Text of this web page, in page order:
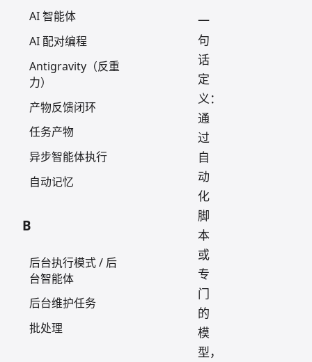
AI 智能体
AI 配对编程
Antigravity（反重
力）
产物反馈闭环
任务产物
异步智能体执行
自动记忆
B
后台执行模式 / 后
台智能体
后台维护任务
批处理
一
句
话
定
义：
通
过
自
动
化
脚
本
或
专
门
的
模
型，